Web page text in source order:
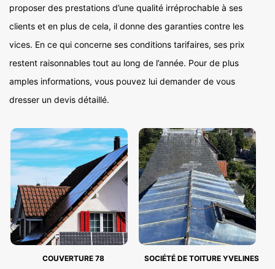
proposer des prestations d’une qualité irréprochable à ses
clients et en plus de cela, il donne des garanties contre les
vices. En ce qui concerne ses conditions tarifaires, ses prix
restent raisonnables tout au long de l’année. Pour de plus
amples informations, vous pouvez lui demander de vous
dresser un devis détaillé.
COUVERTURE 78 SOCIÉTÉ DE TOITURE YVELINES